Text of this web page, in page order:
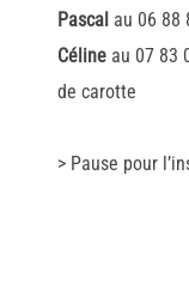
Pascal au 06 88
Célineau 07 83
de carotte
> Pause pour